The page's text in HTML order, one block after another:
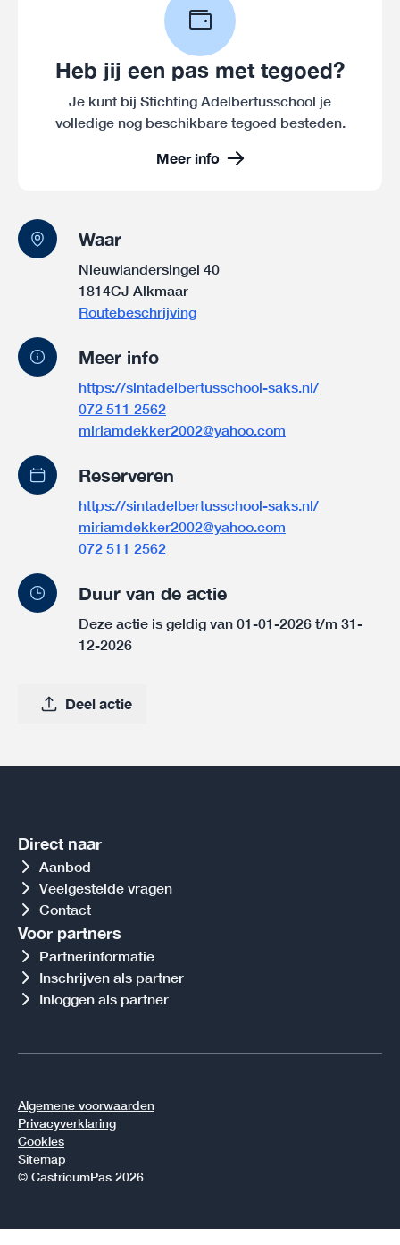
Heb jij een pas met tegoed?
Je kunt bij Stichting Adelbertusschool je
volledige nog beschikbare tegoed besteden.
Meer info
Waar
Nieuwlandersingel 40
1814CJ Alkmaar
Routebeschrijving
Meer info
https://sintadelbertusschool-saks.nl/
072 511 2562
miriamdekker2002@yahoo.com
Reserveren
https://sintadelbertusschool-saks.nl/
miriamdekker2002@yahoo.com
072 511 2562
Duur van de actie
Deze actie is geldig van 01-01-2026 t/m 31-
12-2026
Deel actie
Direct naar
Aanbod
Veelgestelde vragen
Contact
Voor partners
Partnerinformatie
Inschrijven als partner
Inloggen als partner
Algemene voorwaarden
Privacyverklaring
Cookies
Sitemap
© CastricumPas 2026